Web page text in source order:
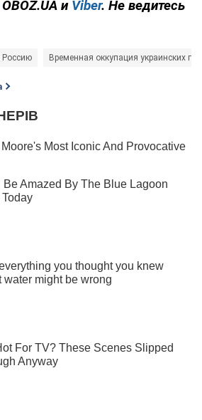
OBOZ.UA и Viber. Не ведитесь
Россию Временная оккупация украинских